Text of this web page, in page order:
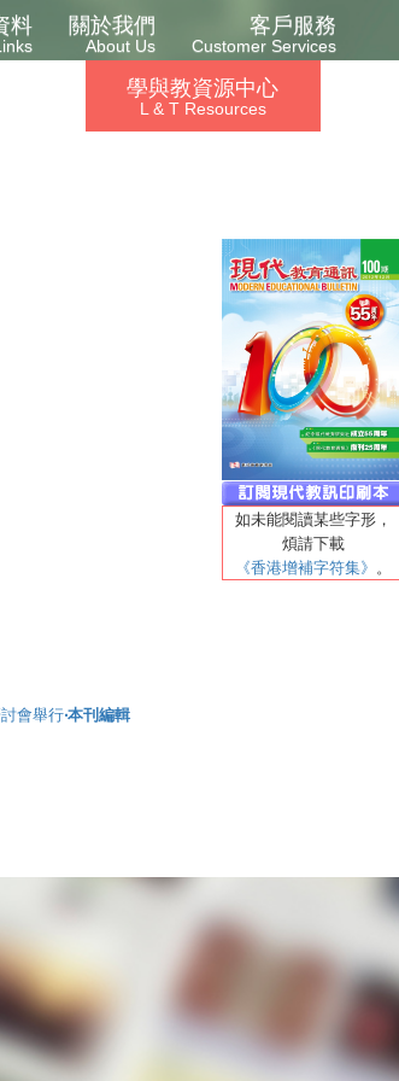
料 關於我們
About Us
客戶服務
Customer Services
學與教資源中心
L & T Resources
如未能閱讀某些字形，
煩請下載
《香港增補字符集》 。
會舉行‧本刊編輯